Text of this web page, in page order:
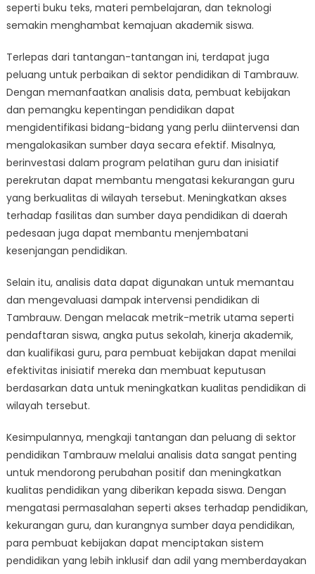
seperti buku teks, materi pembelajaran, dan teknologi
semakin menghambat kemajuan akademik siswa.
Terlepas dari tantangan-tantangan ini, terdapat juga
peluang untuk perbaikan di sektor pendidikan di Tambrauw.
Dengan memanfaatkan analisis data, pembuat kebijakan
dan pemangku kepentingan pendidikan dapat
mengidentifikasi bidang-bidang yang perlu diintervensi dan
mengalokasikan sumber daya secara efektif. Misalnya,
berinvestasi dalam program pelatihan guru dan inisiatif
perekrutan dapat membantu mengatasi kekurangan guru
yang berkualitas di wilayah tersebut. Meningkatkan akses
terhadap fasilitas dan sumber daya pendidikan di daerah
pedesaan juga dapat membantu menjembatani
kesenjangan pendidikan.
Selain itu, analisis data dapat digunakan untuk memantau
dan mengevaluasi dampak intervensi pendidikan di
Tambrauw. Dengan melacak metrik-metrik utama seperti
pendaftaran siswa, angka putus sekolah, kinerja akademik,
dan kualifikasi guru, para pembuat kebijakan dapat menilai
efektivitas inisiatif mereka dan membuat keputusan
berdasarkan data untuk meningkatkan kualitas pendidikan di
wilayah tersebut.
Kesimpulannya, mengkaji tantangan dan peluang di sektor
pendidikan Tambrauw melalui analisis data sangat penting
untuk mendorong perubahan positif dan meningkatkan
kualitas pendidikan yang diberikan kepada siswa. Dengan
mengatasi permasalahan seperti akses terhadap pendidikan,
kekurangan guru, dan kurangnya sumber daya pendidikan,
para pembuat kebijakan dapat menciptakan sistem
pendidikan yang lebih inklusif dan adil yang memberdayakan